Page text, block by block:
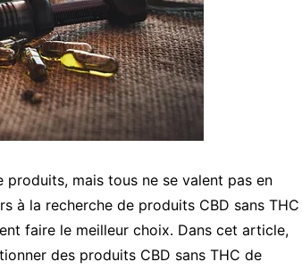
mais tous ne se valent pas en
à la recherche de produits CBD sans THC
faire le meilleur choix. Dans cet article,
des produits CBD sans THC de